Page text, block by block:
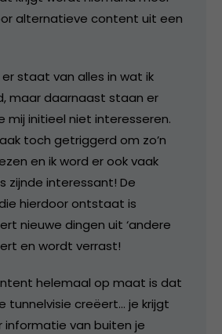
alternatieve content uit een
staat van alles in wat ik
maar daarnaast staan er
mij initieel niet interesseren.
toch getriggerd om zo’n
en ik word er ook vaak
zijnde interessant! De
hierdoor ontstaat is
nieuwe dingen uit ‘andere
en wordt verrast!
helemaal op maat is dat
tunnelvisie creëert… je krijgt
informatie van buiten je